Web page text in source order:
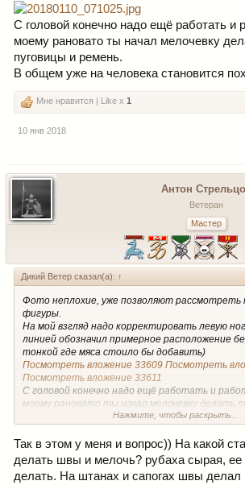
С головой конечно надо ещё работать и
моему рановато ты начал мелочевку
пуговицы и ремень.
В общем уже на человека становится
Мне нравится | Like x 1
10 янв 2018
Антон
Ветеран
Мастер
Дикий Ветер сказал(а): ↑
Фото неплохие, уже позволяют рассмотреть
фигуры.
На мой взгляд надо корректировать левую
линией обозначил примерное расположение
тонкой где мяса стоило бы добавить)
Посмотреть вложение 33609 Посмотреть
Посмотреть вложение 33611
С головой конечно надо ещё работать и
моему рановато ты начал мелочевку делать
пуговицы и ремень.Нажмите, чтобы раскрыть...
Так в этом у меня и вопрос)) На какой
делать швы и мелочь? рубаха сырая, ее
делать. На штанах и сапогах швы делал